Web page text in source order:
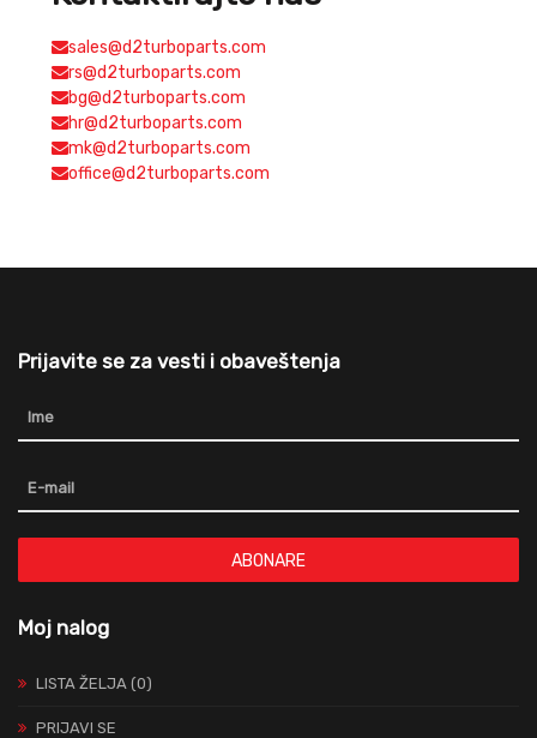
sales@d2turboparts.com
rs@d2turboparts.com
bg@d2turboparts.com
hr@d2turboparts.com
mk@d2turboparts.com
office@d2turboparts.com
Prijavite se za vesti i obaveštenja
ABONARE
Moj nalog
LISTA ŽELJA (0)
PRIJAVI SE